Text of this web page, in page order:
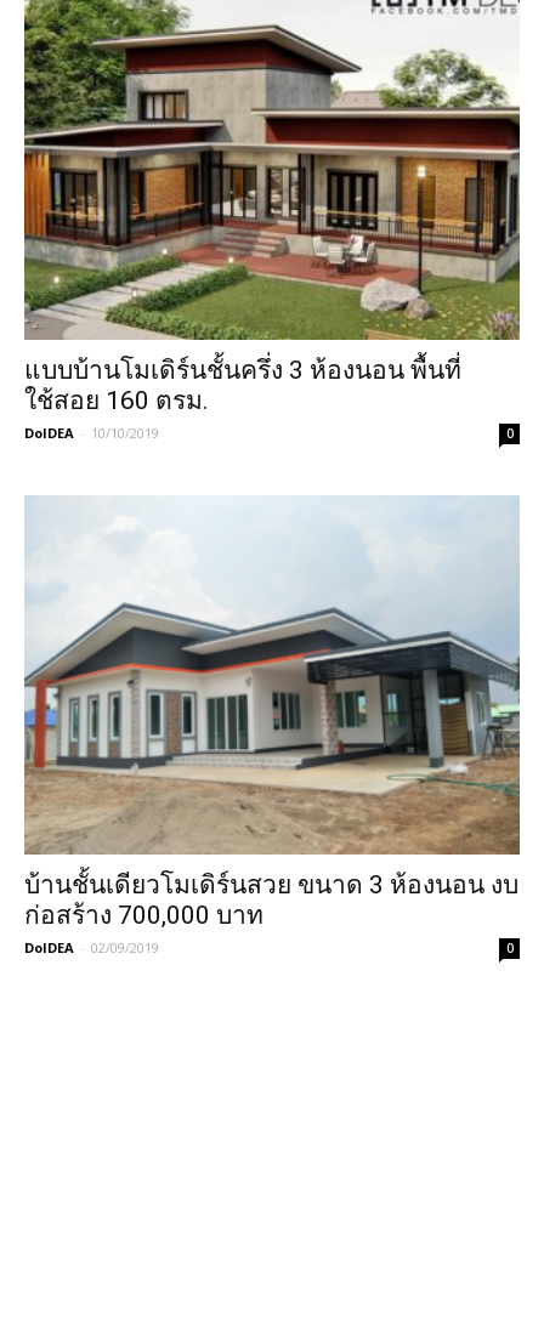
แบบบ้านโมเดิร์นชั้นครึ่ง 3 ห้องนอน พื้นที่
ใช้สอย 160 ตรม.
DoIDEA - 10/10/2019 0
บ้านชั้นเดียวโมเดิร์นสวย ขนาด 3 ห้องนอน งบ
ก่อสร้าง 700,000 บาท
DoIDEA - 02/09/2019 0